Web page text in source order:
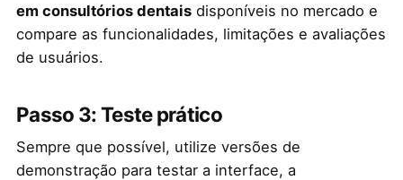
em consultórios dentaisdisponíveis no mercado e
compare as funcionalidades, limitações e avaliações
de usuários.
Passo 3: Teste prático
Sempre que possível, utilize versões de
demonstração para testar a interface, a